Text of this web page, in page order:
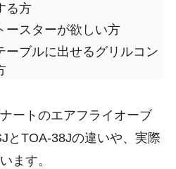
る方
ースターが欲しい方
ーブルに出せるグリルコン
ートのエアフライオーブ
とTOA-38Jの違いや、実際
ます。